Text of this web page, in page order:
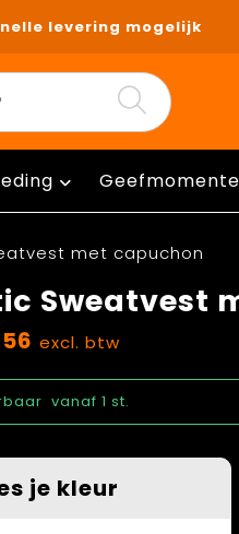
levering mogelijk
met capuchon
Sweatvest
excl. btw
vanaf 1 st.
je kleur